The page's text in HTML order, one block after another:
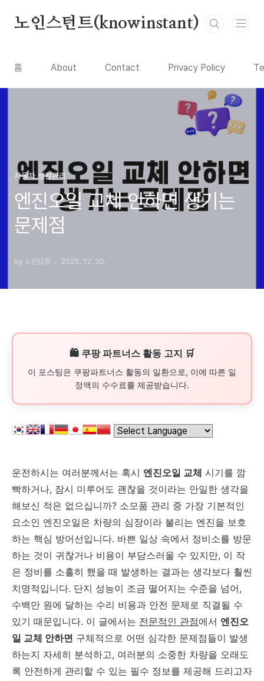
노인스턴트(knowinstant)
홈 About Contact Privacy Policy
자동차 생활관리
엔진오일 교체 안하면 생기는
문제점
by 노인요정 2025. 12. 30.
🛍️ 쿠팡 파트너스 활동 고지 🛒
이 포스팅은 쿠팡파트너스 활동의 일환으로, 이에 따른 일
정액의 수수료를 제공받습니다.
운전하시는 여러분께서는 혹시 엔진오일 교체 시기를 깜
빡하거나, 잠시 미루어도 괜찮을 것이라는 안일한 생각을
해보신 적은 없으십니까? 소모품 관리 중 가장 기본적인
요소인 엔진오일은 차량의 심장이라 불리는 엔진을 보호
하는 핵심 방어선입니다. 바쁜 일상 속에서 정비소를 방문
하는 것이 귀찮거나 비용이 부담스러울 수 있지만, 이 작
은 정비를 소홀히 했을 때 발생하는 결과는 생각보다 훨씬
치명적입니다. 단지 성능이 조금 떨어지는 수준을 넘어,
수백만 원에 달하는 수리 비용과 안전 문제로 직결될 수
있기 때문입니다. 이 글에서는 전문적인 관점에서 엔진오
일 교체 안하면 구체적으로 어떤 심각한 문제점들이 발생
하는지 자세히 분석하고, 여러분의 소중한 차량을 오래도
록 안전하게 관리할 수 있는 필수 정보를 제공해 드리고자